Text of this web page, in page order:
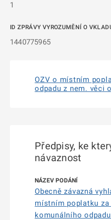
1
ID ZPRÁVY VYROZUMĚNÍ O
1440775965
OZV o místním
odpadu z nem. věci
Předpisy, ke
návaznost
Obecně závazná
místním poplatku za
komunálního